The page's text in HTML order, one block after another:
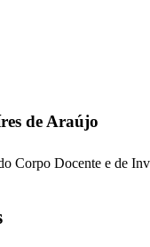
de Araújo
Corpo Docente e de